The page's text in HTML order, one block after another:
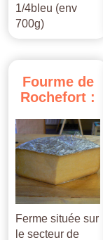
1/4bleu (env
700g)
Fourme de
Rochefort :
Ferme située sur
le secteur de